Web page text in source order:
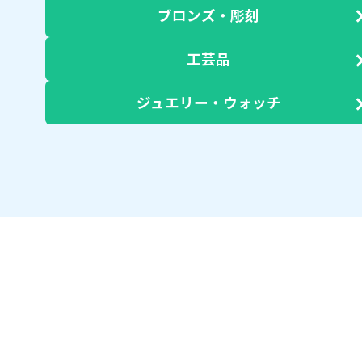
ブロンズ・彫刻
工芸品
ジュエリー・ウォッチ